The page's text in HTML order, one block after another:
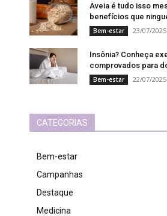
Aveia é tudo isso
benefícios que
Bem-estar 23/07/2025
Insônia? Conheça
comprovados para
Bem-estar 22/07/2025
CATEGORIAS
Bem-estar
Campanhas
Destaque
Medicina